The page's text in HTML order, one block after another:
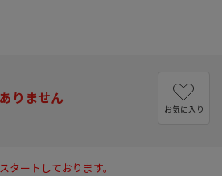
りません
お気に入り
タートしております。